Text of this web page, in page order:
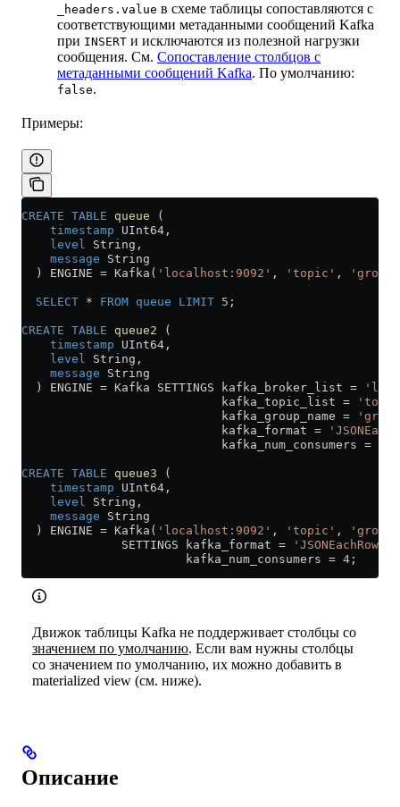
_headers.value в схеме таблицы сопоставляются с
соответствующими метаданными сообщений Kafka
при INSERT и исключаются из полезной нагрузки
сообщения. См. Сопоставление столбцов с
метаданными сообщений Kafka. По умолчанию:
false.
Примеры:
CREATE TABLE queue (
    timestamp
UInt64,
    level
String,
    message
String
  ) ENGINE
= Kafka( 'localhost:9092' , 'topic' ,
  SELECT
* FROM queue LIMIT 5 ;
CREATE TABLE queue2 (
    timestamp
UInt64,
    level
String,
    message
String
  ) ENGINE
= Kafka SETTINGS kafka_broker_list =
                            kafka_topic_list
=
                            kafka_group_name
=
                            kafka_format
=
                            kafka_num_consumers
=
CREATE TABLE queue3 (
    timestamp
UInt64,
    level
String,
    message
String
  ) ENGINE
= Kafka( 'localhost:9092' , 'topic' ,
              SETTINGS kafka_format
= 'JSONEachRow'
                       kafka_num_consumers
= 4 ;
Движок таблицы Kafka не поддерживает столбцы со
значением по умолчанию. Если вам нужны столбцы
со значением по умолчанию, их можно добавить в
materialized view (см. ниже).
Описание